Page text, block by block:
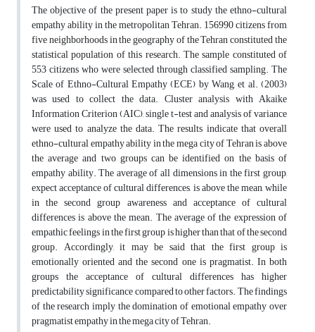
The objective of the present paper is to study the ethno-cultural
empathy ability in the metropolitan Tehran. 156990 citizens from
five neighborhoods in the geography of the Tehran constituted the
statistical population of this research. The sample constituted of
553 citizens who were selected through classified sampling. The
Scale of Ethno-Cultural Empathy (ECE) by Wang, et al. (2003)
was used to collect the data. Cluster analysis with Akaike
Information Criterion (AIC), single t-test and analysis of variance
were used to analyze the data. The results indicate that overall
ethno-cultural empathy ability in the mega city of Tehran is above
the average and two groups can be identified on the basis of
empathy ability. The average of all dimensions in the first group,
expect acceptance of cultural differences, is above the mean, while
in the second group awareness and acceptance of cultural
differences is above the mean. The average of the expression of
empathic feelings in the first group is higher than that of the second
group. Accordingly, it may be said that the first group is
emotionally oriented and the second one is pragmatist. In both
groups the acceptance of cultural differences has higher
predictability significance compared to other factors. The findings
of the research imply the domination of emotional empathy over
pragmatist empathy in the mega city of Tehran.